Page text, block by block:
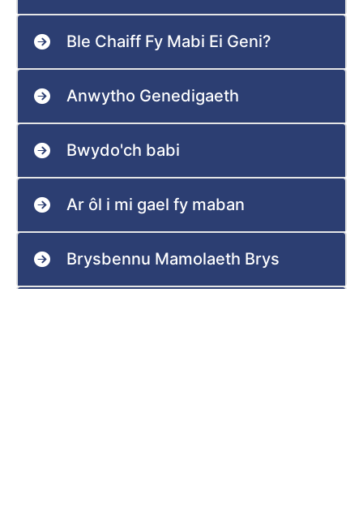
Ble Chaiff Fy Mabi Ei Geni?
Anwytho Genedigaeth
Bwydo'ch babi
Ar ôl i mi gael fy maban
Brysbennu Mamolaeth Brys